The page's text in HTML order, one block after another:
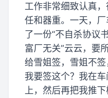
工作非常细致认真
任和器重。一天，
了一份“不自杀协议
富厂无关”云云，要
给雪姐签，雪姐不
我要签这个？我在
上，然后再把我推